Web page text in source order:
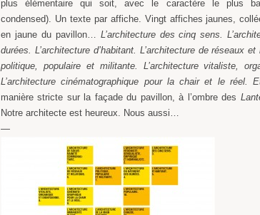
plus élémentaire qui soit, avec le caractère le plus
condensed). Un texte par affiche. Vingt affiches jaunes,
en jaune du pavillon… L’architecture des cinq sens.
durées. L’architecture d’habitant. L’architecture de réseaux
politique, populaire et militante. L’architecture vitaliste,
L’architecture cinématographique pour la chair et le réel.
manière stricte sur la façade du pavillon, à l’ombre des
Notre architecte est heureux. Nous aussi…
—